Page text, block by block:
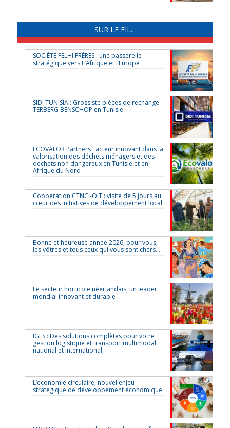
SUR LE FIL...
SOCIÉTÉ FELHI FRÈRES : une passerelle
stratégique vers L’Afrique et l’Europe
SIDI TUNISIA : Grossiste pièces de rechange
TERBERG BENSCHOP en Tunisie
ECOVALOR Partners : acteur innovant dans la
valorisation des déchets ménagers et des
déchets non dangereux en Tunisie et en
Afrique du Nord
Coopération CTNCI-OIT : visite de 5 jours au
cœur des initiatives de développement local
Bonne et heureuse année 2026, pour vous,
les vôtres et tous ceux qui vous sont chers…
Le secteur horticole néerlandais, un leader
mondial innovant et durable
IGLS : Des solutions complètes pour votre
gestion logistique et transport multimodal
national et international
L’économie circulaire, nouvel enjeu
stratégique de développement économique